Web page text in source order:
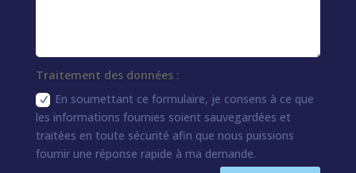
Traitement des données :
En soumettant ce formulaire, je consens à ce que
les informations fournies soient sauvegardées et
traitées en toute sécurité afin que nous puissions
fournir une réponse rapide à ma demande.